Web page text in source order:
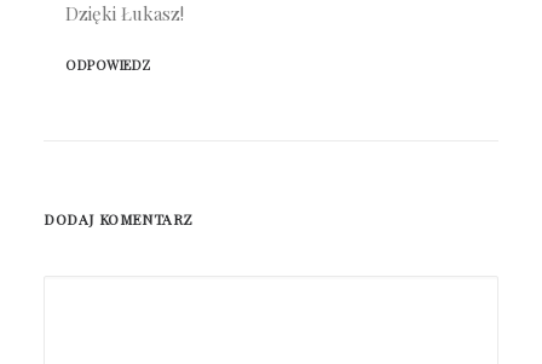
Dzięki Łukasz!
ODPOWIEDZ
DODAJ KOMENTARZ